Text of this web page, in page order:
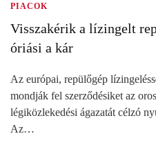
PIACOK
Visszakérik a lízingelt
óriási a kár
Az európai, repülőgép
mondják fel szerződésiket az
légiközlekedési ágazatát célzó
Az…